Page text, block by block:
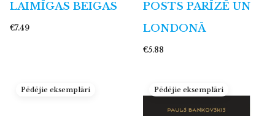
LAIMĪGAS BEIGAS
€7.49
POSTS PARĪZĒ UN
LONDONĀ
€5.88
Pēdējie eksemplāri Pēdējie eksemplāri